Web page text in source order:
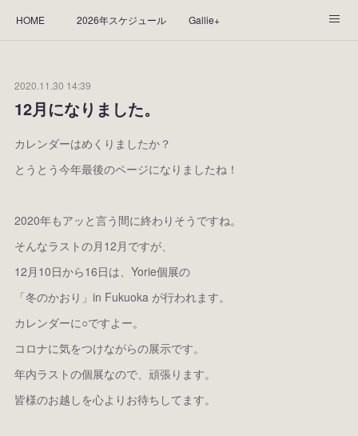
HOME 2026年スケジュール Gallie+
“Kasane Style Art”って？ Yorie's Tapestry
ショップ 作品のレンタルについて 2025年足跡
2024年 の足跡 2023*足跡 2022年の足あと
2021あしあと 2020年あしあと
2018年あしあと
2020.11.30 14:39
12月になりました。
カレンダーはめくりましたか？
とうとう今年最後のページになりましたね！
2020年もアッと言う間に終わりそうですね。
そんなラストの月12月ですが、
12月10日から16日は、Yorie個展の
「冬のかおり」in Fukuoka が行われます。
カレンダーに○ですよー。
コロナに気をつけながらの展示です。
年内ラストの個展なので、頑張ります。
皆様のお越しを心よりお待ちしてます。